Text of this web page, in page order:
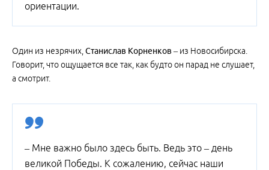
ориентации.
Один из незрячих,Станислав Корненков – из Новосибирска.
Говорит, что ощущается все так, как будто он парад не слушает,
а смотрит.
– Мне важно было здесь быть. Ведь это – день
великой Победы. К сожалению, сейчас наши